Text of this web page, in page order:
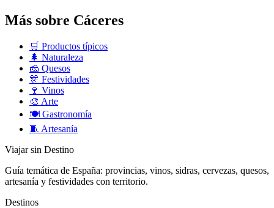
Más sobre Cáceres
🛒 Productos típicos
🌲 Naturaleza
🧀 Quesos
🎊 Festividades
🍷 Vinos
🎨 Arte
🍽️ Gastronomía
🧵 Artesanía
Viajar sin Destino
Guía temática de España: provincias, vinos, sidras, cervezas, quesos,
artesanía y festividades con territorio.
Destinos